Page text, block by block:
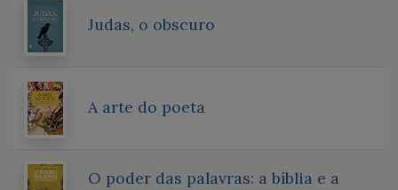
Judas, o obscuro
A arte do poeta
O poder das palavras: a bíblia e a